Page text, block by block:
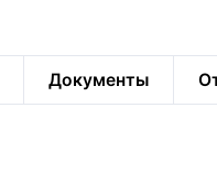
Документы